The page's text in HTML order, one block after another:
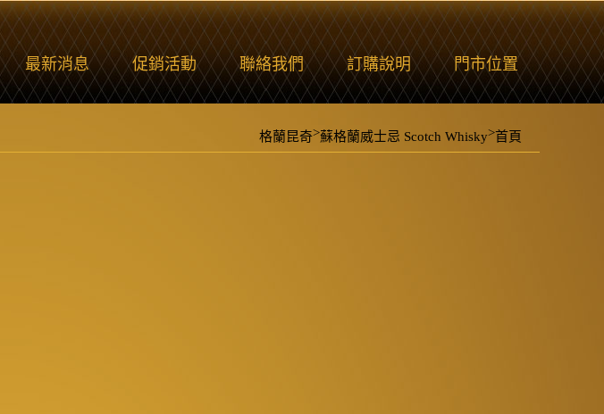
最新消息 促銷活動 聯絡我們 訂購說明 門市位置
首頁
>
蘇格蘭威士忌 Scotch Whisky
>
格蘭昆奇